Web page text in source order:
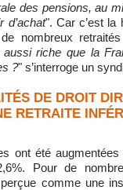
des pensions, au
d’achat". Car c’est la
nombreux
riche que la
?" s’interroge un
DE DROIT
RETRAITE
Pour de
comme une